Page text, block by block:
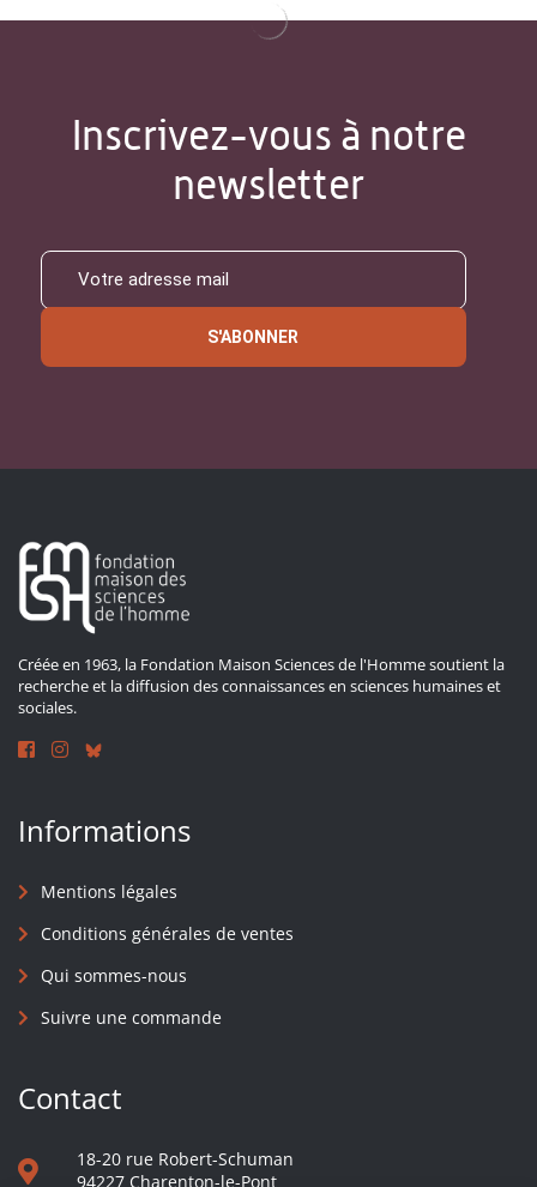
Inscrivez-vous à notre
newsletter
S'ABONNER
Créée en 1963, la Fondation Maison Sciences de l'Homme soutient la
recherche et la diffusion des connaissances en sciences humaines et
sociales.
Informations
Mentions légales
Conditions générales de ventes
Qui sommes-nous
Suivre une commande
Contact
18-20 rue Robert-Schuman
94227 Charenton-le-Pont